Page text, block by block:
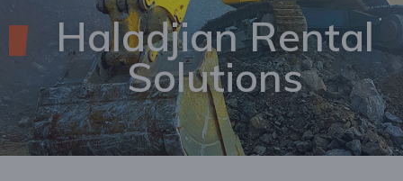
Haladjian Rental
Solutions